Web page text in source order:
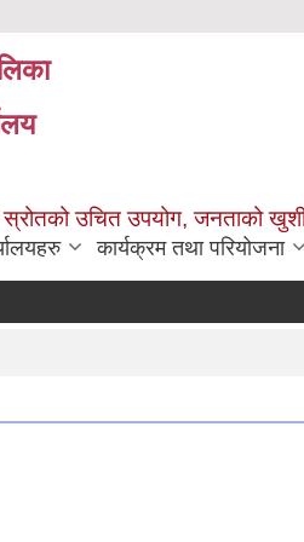
उचित उपयोग, जनताको
कार्यक्रम तथा परियोजना